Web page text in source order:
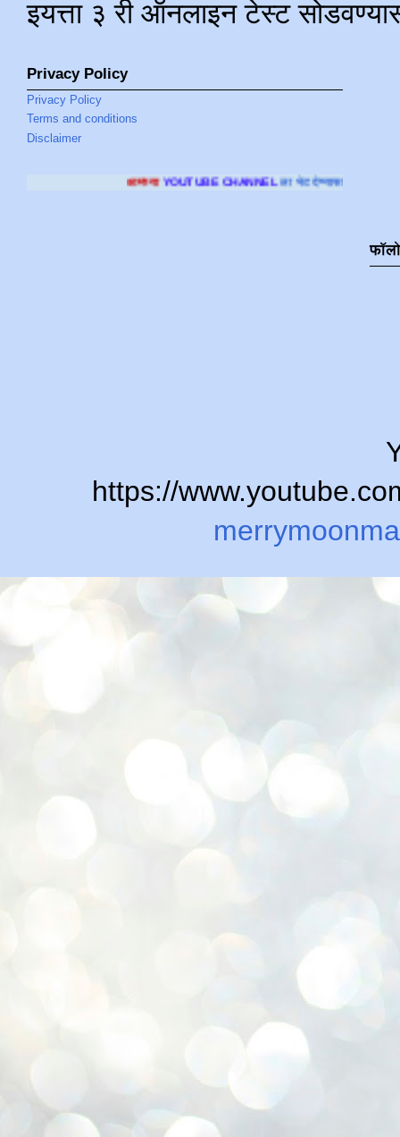
इयत्ता ३ री ऑनलाइन टेस्ट
Privacy Policy
Privacy Policy
Terms and conditions
Disclaimer
YOUTUBE CHANNELला भेट देण्यासाठी क्लिक करा.
https://